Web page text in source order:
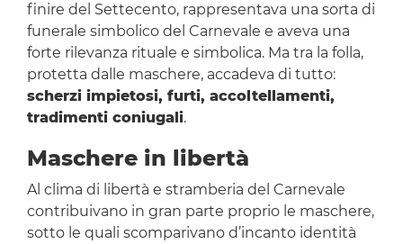
finire del Settecento, rappresentava una sorta di
funerale simbolico del Carnevale e aveva una
forte rilevanza rituale e simbolica. Ma tra la folla,
protetta dalle maschere, accadeva di tutto:
scherzi impietosi, furti, accoltellamenti,
tradimenti coniugali.
Maschere in libertà
Al clima di libertà e stramberia del Carnevale
contribuivano in gran parte proprio le maschere,
sotto le quali scomparivano d’incanto identità